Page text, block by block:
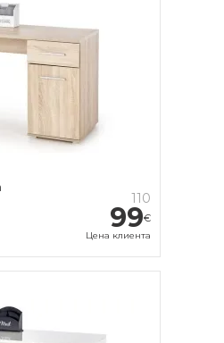
110
99€
Цена клиента